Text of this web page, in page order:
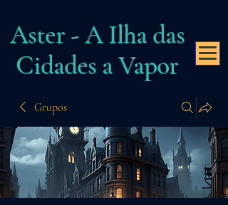
Aster - A Ilha das
Cidades a Vapor
Grupos